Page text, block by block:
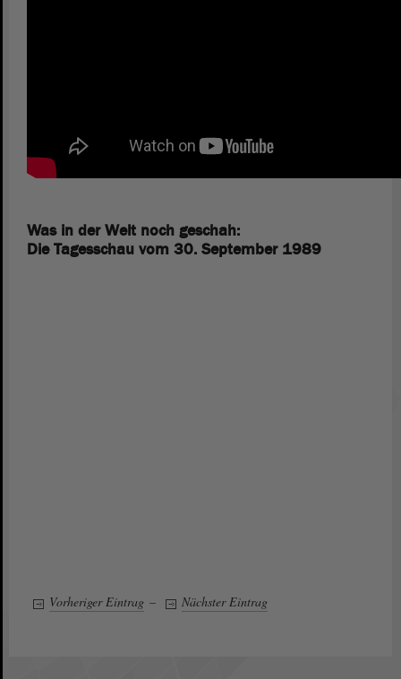
Was in der Welt noch geschah:
Die Tagesschau vom 30. September 1989
Vorheriger Eintrag – Nächster Eintrag